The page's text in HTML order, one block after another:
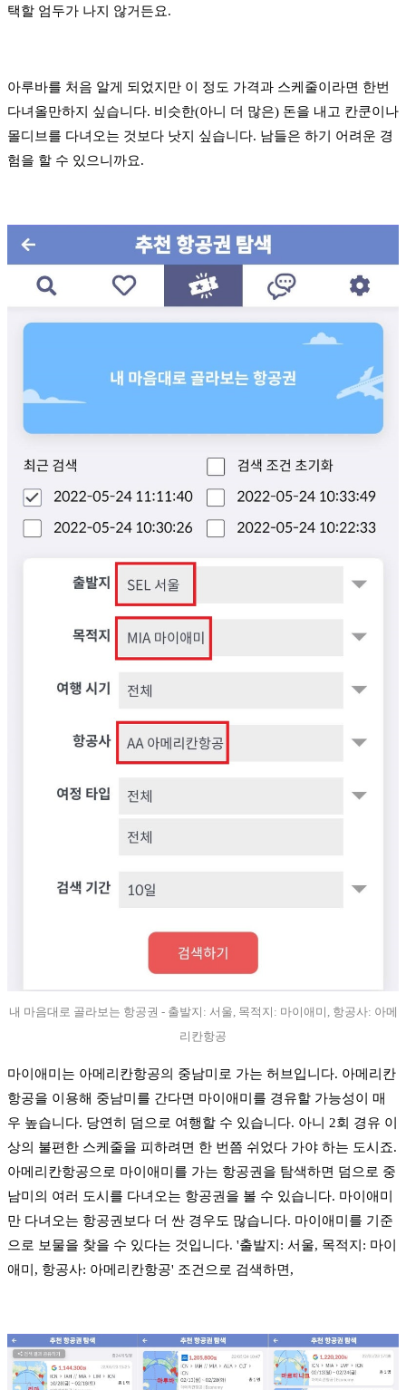
택할 엄두가 나지 않거든요.
아루바를 처음 알게 되었지만 이 정도 가격과 스케줄이라면 한번
다녀올만하지 싶습니다. 비슷한(아니 더 많은) 돈을 내고 칸쿤이나
몰디브를 다녀오는 것보다 낫지 싶습니다. 남들은 하기 어려운 경
험을 할 수 있으니까요.
내 마음대로 골라보는 항공권 - 출발지: 서울, 목적지: 마이애미, 항공사: 아메
리칸항공
마이애미는 아메리칸항공의 중남미로 가는 허브입니다. 아메리칸
항공을 이용해 중남미를 간다면 마이애미를 경유할 가능성이 매
우 높습니다. 당연히 덤으로 여행할 수 있습니다. 아니 2회 경유 이
상의 불편한 스케줄을 피하려면 한 번쯤 쉬었다 가야 하는 도시죠.
아메리칸항공으로 마이애미를 가는 항공권을 탐색하면 덤으로 중
남미의 여러 도시를 다녀오는 항공권을 볼 수 있습니다. 마이애미
만 다녀오는 항공권보다 더 싼 경우도 많습니다. 마이애미를 기준
으로 보물을 찾을 수 있다는 것입니다. '출발지: 서울, 목적지: 마이
애미, 항공사: 아메리칸항공' 조건으로 검색하면,